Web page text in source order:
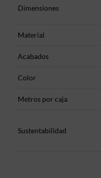
Dimensiones
Material
Acabados
Color
Metros por caja
Sustentabilidad